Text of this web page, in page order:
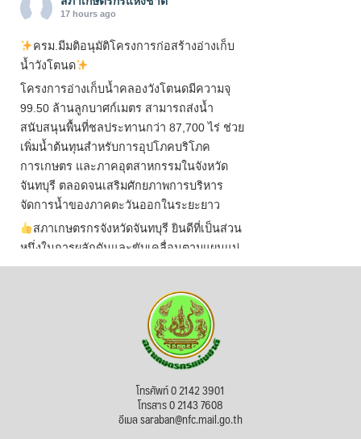
17 hours ago
ครม.มีมติอนุมัติโครงการก่อสร้างอ่างเก็บ
น้ำวังโตนด
โครงการอ่างเก็บน้ำคลองวังโตนดมีความจุ
99.50 ล้านลูกบาศก์เมตร สามารถส่งน้ำ
สนับสนุนพื้นที่ชลประทานกว่า 87,700 ไร่ ช่วย
เพิ่มน้ำต้นทุนสำหรับการอุปโภคบริโภค
การเกษตร และภาคอุตสาหกรรมในจังหวัด
จันทบุรี ตลอดจนเสริมศักยภาพการบริหาร
จัดการน้ำของภาคตะวันออกในระยะยาว
สภาเกษตรกรจังหวัดจันทบุรี ยินดีที่เป็นส่วน
หนึ่งในการผลักดันและขับเคลื่อนตามแผนแม่
บทเพื่อพั ...See More
ไม่สามารถดูเนื้อหานี้ได้ในขณะนี้
สภาเกษตรกรแห่งชาติ
กรมการค้าต่างประเทศ กระทรวงพาณิชย์ เปิด
โทรศัพท์ 0 2142 3901
โทรสาร 0 2143 7608
อีเมล saraban@nfc.mail.go.th